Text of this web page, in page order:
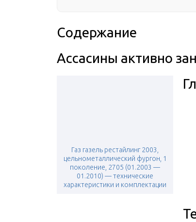
Содержание
Ассасины активно
Газ газель рестайлинг 2003,
цельнометаллический фургон, 1
поколение, 2705 (01.2003 —
01.2010) — технические
характеристики и комплектации